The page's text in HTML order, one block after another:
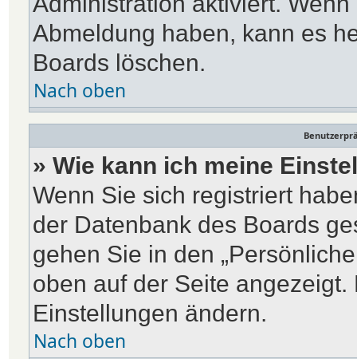
Abmeldung haben, kann es
Boards löschen.
Nach oben
» Wie kann ich meine
Wenn Sie sich registriert
der Datenbank des Boards
gehen Sie in den
oben auf der Seite
Einstellungen ändern.
Nach oben